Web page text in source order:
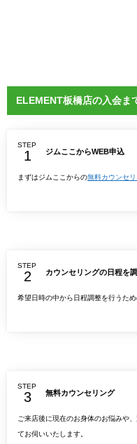
ELEMENT板橋店の入会ま
STEP
ジムここからWEB申込
まずはジムここからの無料カウンセ
STEP
カウンセリングの日程を
希望日時の中から日程調整を行うため
STEP
無料カウンセリング
ご来店後に現在のお身体のお悩みや
てお伺いいたします。